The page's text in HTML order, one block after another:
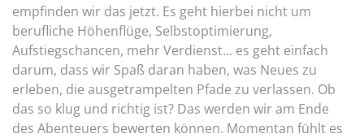
empfinden wir das jetzt. Es geht hierbei nicht um
berufliche Höhenflüge, Selbstoptimierung,
Aufstiegschancen, mehr Verdienst... es geht einfach
darum, dass wir Spaß daran haben, was Neues zu
erleben, die ausgetrampelten Pfade zu verlassen. Ob
das so klug und richtig ist? Das werden wir am Ende
des Abenteuers bewerten können. Momentan fühlt es